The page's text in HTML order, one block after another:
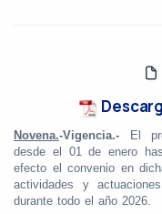
Novena.-Vigencia.- El
desde el 01 de enero
efecto el convenio en
actividades y
durante todo el año 2026.